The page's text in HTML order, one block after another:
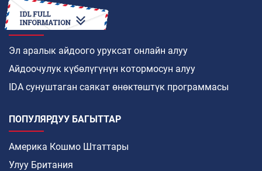
КАНТИП
Эл аралык айдоого уруксат онлайн алуу
Айдоочулук күбөлүгүнүн котормосун алуу
IDA сунуштаган саякат өнөктөштүк программасы
ПОПУЛЯРДУУ БАГЫТТАР
Америка Кошмо Штаттары
Улуу Британия